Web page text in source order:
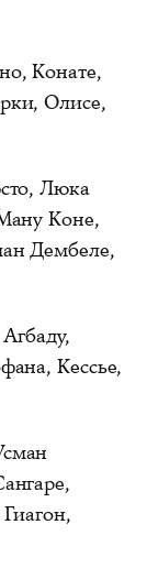
Конате,
Олисе,
Люка
Коне,
Дембеле,
Кессье,